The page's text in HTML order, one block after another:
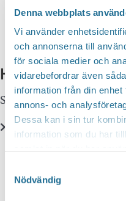
Denna webbplats
Vi använder
och annonserna till
för sociala medier och
vidarebefordrar även
information från din
annons- och
Dessa kan i sin tur
information som du har
Nödvändig
Hittar du inte vad
Sök här...
You can